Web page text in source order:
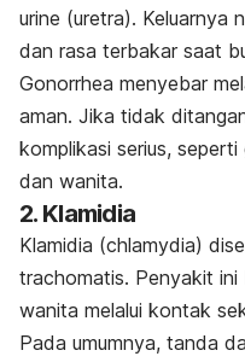
urine (uretra). Keluarnya
dan rasa terbakar saat
Gonorrhea menyebar
aman. Jika tidak
komplikasi serius,
dan wanita.
2. Klamidia
Klamidia (chlamydia)
trachomatis. Penyakit ini
wanita melalui kontak
Pada umumnya, tanda